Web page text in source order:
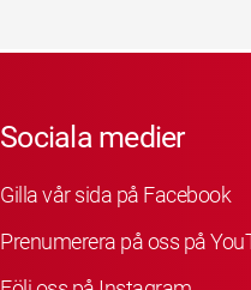
Sociala medier
Gilla vår sida på Facebook
Prenumerera på oss på